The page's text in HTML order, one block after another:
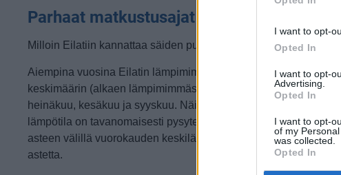
I want to opt-
Opted In
I want to opt-
Advertising.
Opted In
I want to opt-
of my
was collected.
Opted In
Parhaat matkustusajat
Milloin Eilatiin kannattaa säiden puolesta matkustaa?
Aiempina vuosina Eilatin lämpimimmät neljä kuukautta
keskimäärin (alkaen lämpimimmästä) ovat olleet elokuu,
heinäkuu, kesäkuu ja syyskuu. Näiden kuukausien aikana
lämpötila on tavanomaisesti pysytellyt 26 asteen ja 40
asteen välillä vuorokauden keskilämpötilan ollessa 33
astetta.
UV-